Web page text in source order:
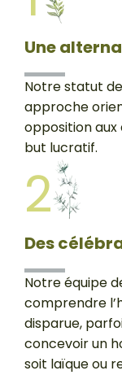
Une
Notre statut de
approche
opposition
but lucratif.
2
Des
Notre équipe
comprendre
disparue,
concevoir un
soit laïque ou